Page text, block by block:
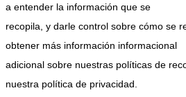
a entender la información que se
recopila, y darle control sobre cómo se
obtener más información informacional
adicional sobre nuestras políticas de
nuestra política de privacidad.